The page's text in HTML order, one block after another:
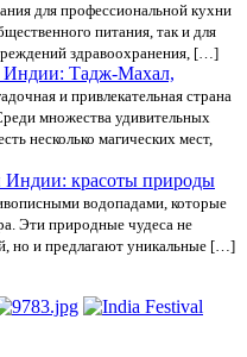
для профессиональной кухни
питания, так и для
здравоохранения, […]
Индии: Тадж-Махал,
и привлекательная страна
множества удивительных
несколько магических мест,
красоты природы
водопадами, которые
Эти природные чудеса не
но и предлагают уникальные […]